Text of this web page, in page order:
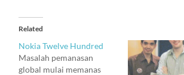
Related
Nokia Twelve Hundred
Masalah pemanasan
global mulai memanas